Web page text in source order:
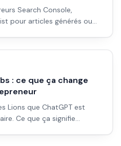
Search Console,
pour articles générés ou
: ce que ça change
Lions que ChatGPT est
Ce que ça signifie